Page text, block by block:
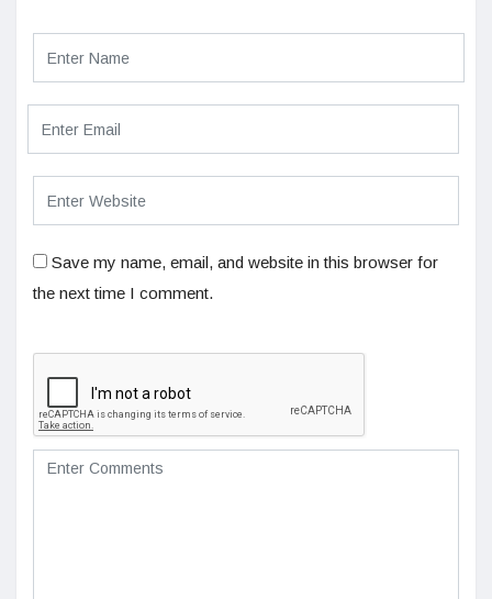
Save my name, email, and website in this browser for
the next time I comment.